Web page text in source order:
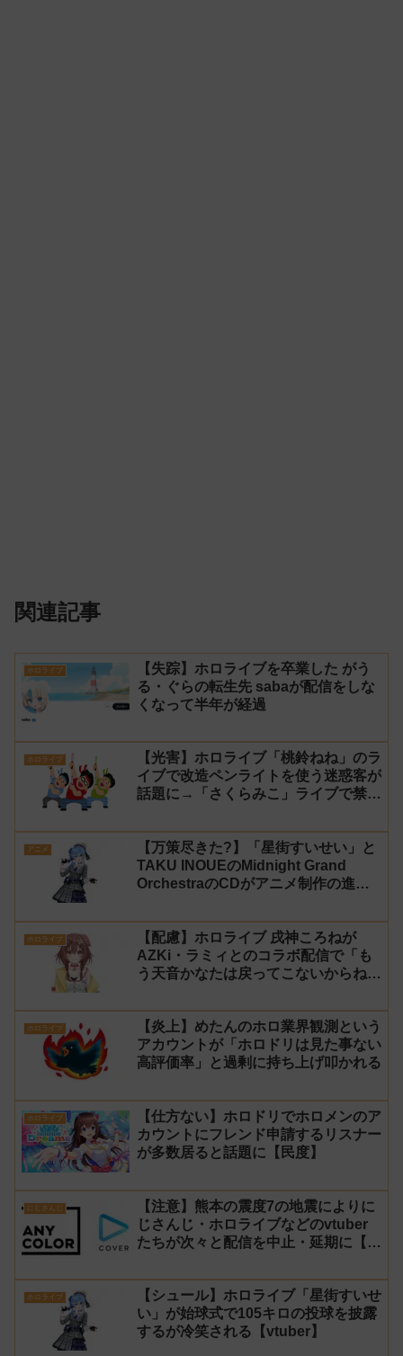
関連記事
ホロライブ
【失踪】ホロライブを卒業した がう
る・ぐらの転生先 sabaが配信をしな
くなって半年が経過
ホロライブ
【光害】ホロライブ「桃鈴ねね」のラ
イブで改造ペンライトを使う迷惑客が
話題に→「さくらみこ」ライブで禁止
アニメ
【万策尽きた?】「星街すいせい」と
TAKU INOUEのMidnight Grand
OrchestraのCDがアニメ制作の進行
ホロライブ
【配慮】ホロライブ 戌神ころねが
AZKi・ラミィとのコラボ配信で「も
う天音かなたは戻ってこないからね」
ホロライブ
【炎上】めたんのホロ業界観測という
アカウントが「ホロドリは見た事ない
高評価率」と過剰に持ち上げ叩かれる
ホロライブ
【仕方ない】ホロドリでホロメンのア
カウントにフレンド申請するリスナー
が多数居ると話題に【民度】
にじさんじ
【注意】熊本の震度7の地震によりに
じさんじ・ホロライブなどのvtuber
たちが次々と配信を中止・延期に【不
ホロライブ
【シュール】ホロライブ「星街すいせ
い」が始球式で105キロの投球を披露
するが冷笑される【vtuber】